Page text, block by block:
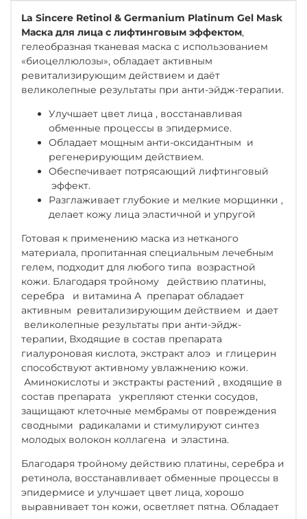
La Sincere Retinol & Germanium Platinum Gel Mask
Маска для лица с лифтинговым эффектом,
гелеобразная тканевая маска с использованием
«биоцеллюлозы», обладает активным
ревитализирующим действием и даёт
великолепные результаты при анти-эйдж-терапии.
Улучшает цвет лица , восстанавливая
обменные процессы в эпидермисе.
Обладает мощным анти-оксидантным и
регенерирующим действием.
Обеспечивает потрясающий лифтинговый
эффект.
Разглаживает глубокие и мелкие морщинки ,
делает кожу лица эластичной и упругой
Готовая к применению маска из нетканого
материала, пропитанная специальным лечебным
гелем, подходит для любого типа возрастной
кожи. Благодаря тройному действию платины,
серебра и витамина А препарат обладает
активным ревитализирующим действием и дает
великолепные результаты при анти-эйдж-
терапии, Входящие в состав препарата
гиалуроновая кислота, экстракт алоэ и глицерин
способствуют активному увлажнению кожи.
Аминокислоты и экстракты растений , входящие в
состав препарата укрепляют стенки сосудов,
защищают клеточные мембрамы от повреждения
сводными радикалами и стимулируют синтез
молодых волокон коллагена и эластина.
Благодаря тройному действию платины, серебра и
ретинола, восстанавливает обменные процессы в
эпидермисе и улучшает цвет лица, хорошо
выравнивает тон кожи, осветляет пятна. Обладает